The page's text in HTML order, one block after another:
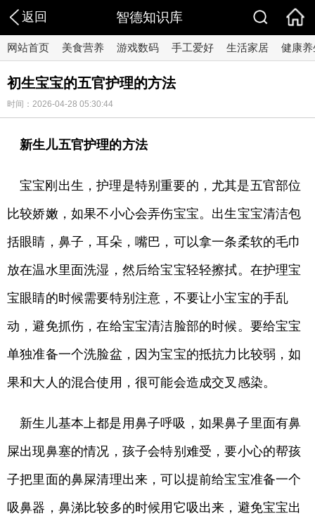
返回 智德知识库
网站首页 美食营养 游戏数码 手工爱好 生活家居 健康养
初生宝宝的五官护理的方法
时间：2026-04-28 05:30:44
新生儿五官护理的方法
宝宝刚出生，护理是特别重要的，尤其是五官部位
比较娇嫩，如果不小心会弄伤宝宝。出生宝宝清洁包
括眼睛，鼻子，耳朵，嘴巴，可以拿一条柔软的毛巾
放在温水里面洗湿，然后给宝宝轻轻擦拭。在护理宝
宝眼睛的时候需要特别注意，不要让小宝宝的手乱
动，避免抓伤，在给宝宝清洁脸部的时候。要给宝宝
单独准备一个洗脸盆，因为宝宝的抵抗力比较弱，如
果和大人的混合使用，很可能会造成交叉感染。
新生儿基本上都是用鼻子呼吸，如果鼻子里面有鼻
屎出现鼻塞的情况，孩子会特别难受，要小心的帮孩
子把里面的鼻屎清理出来，可以提前给宝宝准备一个
吸鼻器，鼻涕比较多的时候用它吸出来，避免宝宝出